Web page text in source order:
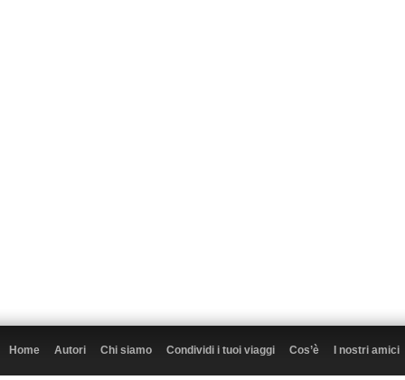
Home Autori Chi siamo Condividi i tuoi viaggi Cos’è I nostri amici